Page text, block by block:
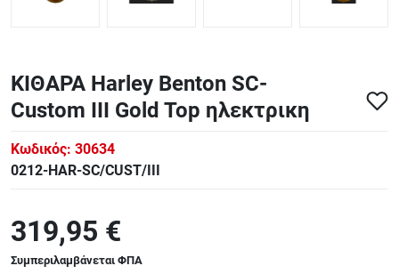
ΚΙΘΑΡΑ Harley Benton SC-
Custom III Gold Top ηλεκτρικη
Κωδικός: 30634
0212-HAR-SC/CUST/III
319,95 €
Συμπεριλαμβάνεται ΦΠΑ